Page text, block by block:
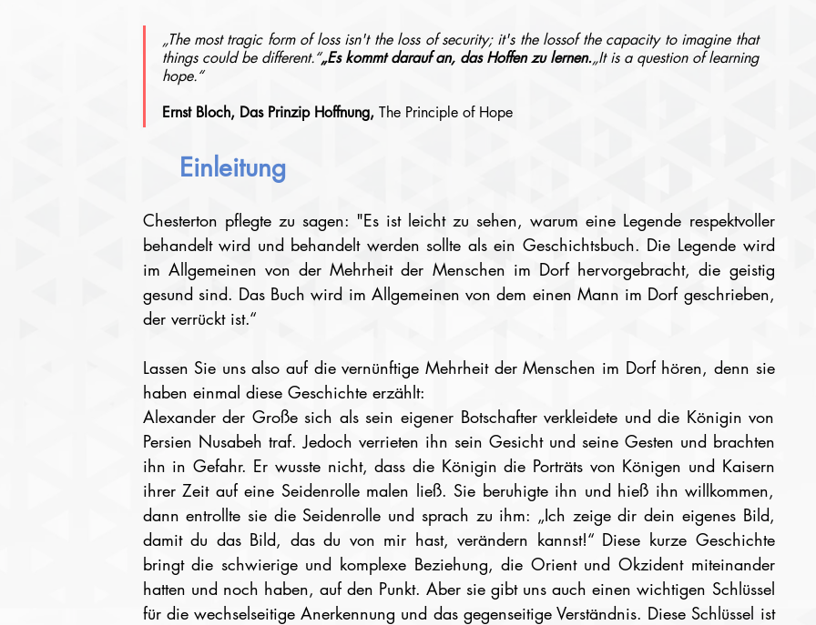
„The most tragic form of loss isn't the loss of security; it's the lossof the capacity to imagine that
things could be different.“„Es kommt darauf an, das Hoffen zu lernen.„It is a question of learning
hope.“
Ernst Bloch, Das Prinzip Hoffnung, The Principle of Hope
Einleitung
Chesterton pflegte zu sagen: "Es ist leicht zu sehen, warum eine Legende respektvoller
behandelt wird und behandelt werden sollte als ein Geschichtsbuch. Die Legende wird
im Allgemeinen von der Mehrheit der Menschen im Dorf hervorgebracht, die geistig
gesund sind. Das Buch wird im Allgemeinen von dem einen Mann im Dorf geschrieben,
der verrückt ist.“
Lassen Sie uns also auf die vernünftige Mehrheit der Menschen im Dorf hören, denn sie
haben einmal diese Geschichte erzählt:
Alexander der Große sich als sein eigener Botschafter verkleidete und die Königin von
Persien Nusabeh traf. Jedoch verrieten ihn sein Gesicht und seine Gesten und brachten
ihn in Gefahr. Er wusste nicht, dass die Königin die Porträts von Königen und Kaisern
ihrer Zeit auf eine Seidenrolle malen ließ. Sie beruhigte ihn und hieß ihn willkommen,
dann entrollte sie die Seidenrolle und sprach zu ihm: „Ich zeige dir dein eigenes Bild,
damit du das Bild, das du von mir hast, verändern kannst!“ Diese kurze Geschichte
bringt die schwierige und komplexe Beziehung, die Orient und Okzident miteinander
hatten und noch haben, auf den Punkt. Aber sie gibt uns auch einen wichtigen Schlüssel
für die wechselseitige Anerkennung und das gegenseitige Verständnis. Diese Schlüssel ist